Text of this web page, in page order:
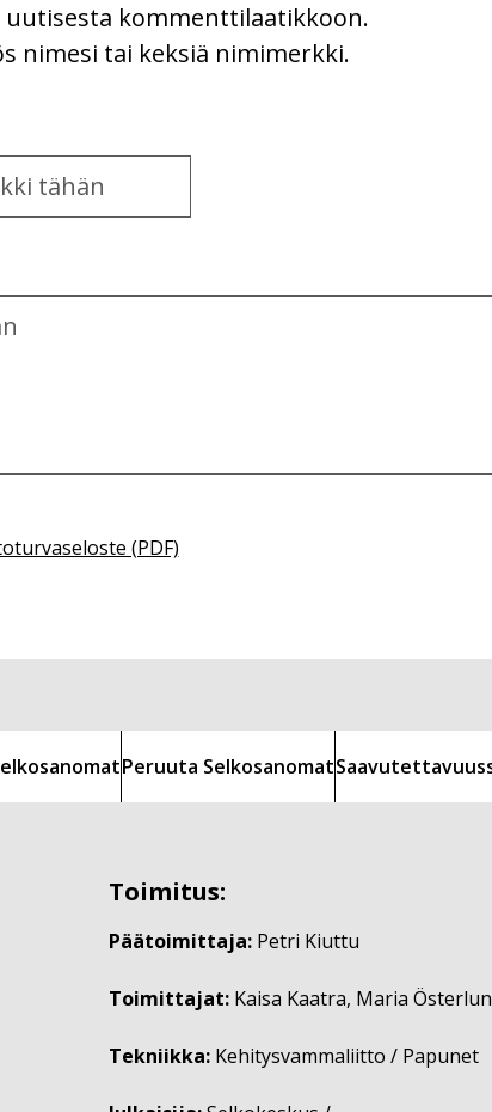
kommenttilaatikkoon.
nimesi tai keksiä nimimerkki.
(PDF)
Peruuta Selkosanomat
Toimitus:
Päätoimittaja: Petri Kiuttu
Toimittajat: Kaisa Kaatra, Maria
Tekniikka: Kehitysvammaliitto / Papunet